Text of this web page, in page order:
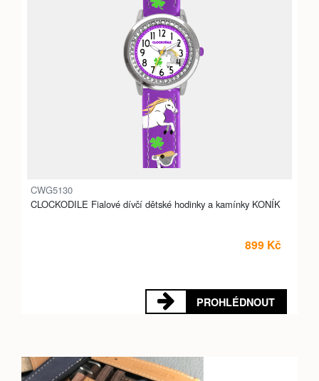
CWG5130
CLOCKODILE Fialové dívčí dětské hodinky a kamínky KONÍK
899 Kč
PROHLÉDNOUT